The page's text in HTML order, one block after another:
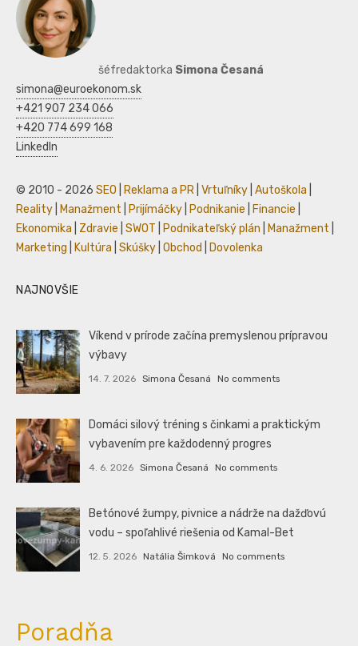
šéfredaktorka Simona Česaná
simona@euroekonom.sk
+421 907 234 066
+420 774 699 168
LinkedIn
© 2010 - 2026 SEO Reklama a PR Vrtuľníky Autoškola
Reality
Manažment Prijímáčky Podnikanie Financie
Ekonomika
Zdravie SWOT Podnikateľský plán Manažment
Marketing
Kultúra Skúšky Obchod Dovolenka
NAJNOVŠIE
Víkend v prírode začína premyslenou prípravou
výbavy
14. 7. 2026 Simona Česaná No comments
Domáci silový tréning s činkami a praktickým
vybavením pre každodenný progres
4. 6. 2026 Simona Česaná No comments
Betónové žumpy, pivnice a nádrže na dažďovú
vodu – spoľahlivé riešenia od Kamal-Bet
12. 5. 2026 Natália Šimková No comments
Poradňa